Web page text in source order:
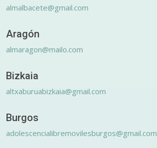
almalbacete@gmail.com
Aragón
almaragon@mailo.com
Bizkaia
altxaburuabizkaia@gmail.com
Burgos
adolescencialibremovilesburgos@gmail.com